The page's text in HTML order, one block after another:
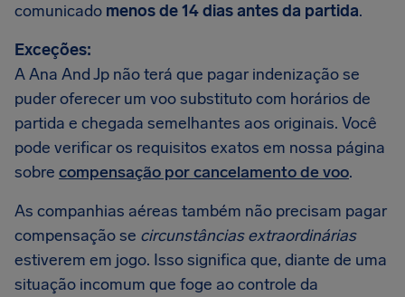
comunicado menos de 14 dias antes da partida.
Exceções:
A Ana And Jp não terá que pagar indenização se
puder oferecer um voo substituto com horários de
partida e chegada semelhantes aos originais. Você
pode verificar os requisitos exatos em nossa página
sobre compensação por cancelamento de voo.
As companhias aéreas também não precisam pagar
compensação se circunstâncias extraordinárias
estiverem em jogo. Isso significa que, diante de uma
situação incomum que foge ao controle da